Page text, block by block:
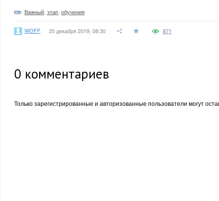
Важный этап обучения
WOFF 20 декабря 2019, 08:30 871
0 комментариев
Только зарегистрированные и авторизованные пользователи могут